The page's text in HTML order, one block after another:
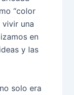
“color
vivir una
en
y las
solo era